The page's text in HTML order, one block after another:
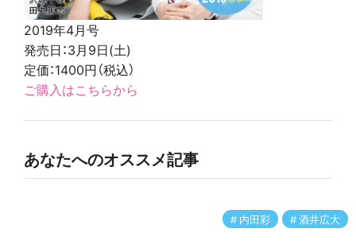
2019年4月号
発売日：3月9日(土)
定価：1400円（税込）
ご購入はこちらから
あなたへのオススメ記事
内田彩 酒井広大